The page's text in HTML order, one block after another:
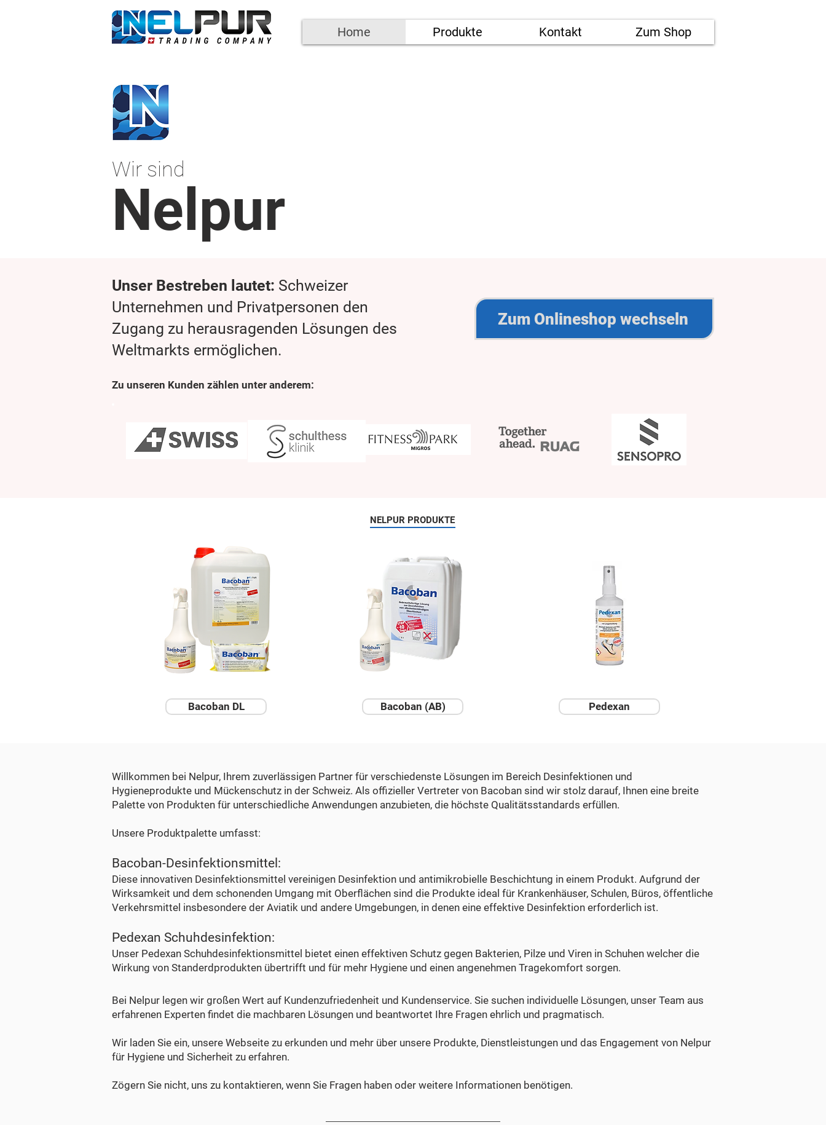
Home Produkte Kontakt Zum Shop
Wir sind
Nelpur
Unser Bestreben lautet: Schweizer
Unternehmen und Privatpersonen den
Zugang zu herausragenden Lösungen des
Weltmarkts ermöglichen.
Zum Onlineshop wechseln
Zu unseren Kunden zählen unter anderem:
NELPUR PRODUKTE
Bacoban DL Bacoban (AB) Pedexan
Willkommen bei Nelpur, Ihrem zuverlässigen Partner für verschiedenste Lösungen im Bereich Desinfektionen und
Hygieneprodukte und Mückenschutz in der Schweiz. Als offizieller Vertreter von Bacoban sind wir stolz darauf, Ihnen eine breite
Palette von Produkten für unterschiedliche Anwendungen anzubieten, die höchste Qualitätsstandards erfüllen.
Unsere Produktpalette umfasst:
Bacoban-Desinfektionsmittel:
Diese innovativen Desinfektionsmittel vereinigen Desinfektion und antimikrobielle Beschichtung in einem Produkt. Aufgrund der
Wirksamkeit und dem schonenden Umgang mit Oberflächen sind die Produkte ideal für Krankenhäuser, Schulen, Büros, öffentliche
Verkehrsmittel insbesondere der Aviatik und andere Umgebungen, in denen eine effektive Desinfektion erforderlich ist.
Pedexan Schuhdesinfektion:
Unser Pedexan Schuhdesinfektionsmittel bietet einen effektiven Schutz gegen Bakterien, Pilze und Viren in Schuhen welcher die
Wirkung von Standerdprodukten übertrifft und für mehr Hygiene und einen angenehmen Tragekomfort sorgen.
Bei Nelpur legen wir großen Wert auf Kundenzufriedenheit und Kundenservice. Sie suchen individuelle Lösungen, unser Team aus
erfahrenen Experten findet die machbaren Lösungen und beantwortet Ihre Fragen ehrlich und pragmatisch.
Wir laden Sie ein, unsere Webseite zu erkunden und mehr über unsere Produkte, Dienstleistungen und das Engagement von Nelpur
für Hygiene und Sicherheit zu erfahren.
Zögern Sie nicht, uns zu kontaktieren, wenn Sie Fragen haben oder weitere Informationen benötigen.